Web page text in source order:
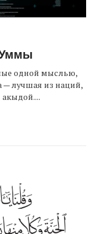
одной мыслью,
— лучшая из наций,